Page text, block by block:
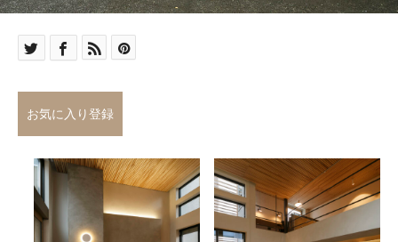
お気に入り登録